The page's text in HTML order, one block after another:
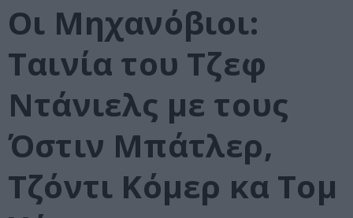
Οι Μηχανόβιοι:
Ταινία του Τζεφ
Ντάνιελς με τους
Όστιν Μπάτλερ,
Τζόντι Κόμερ κα Τομ